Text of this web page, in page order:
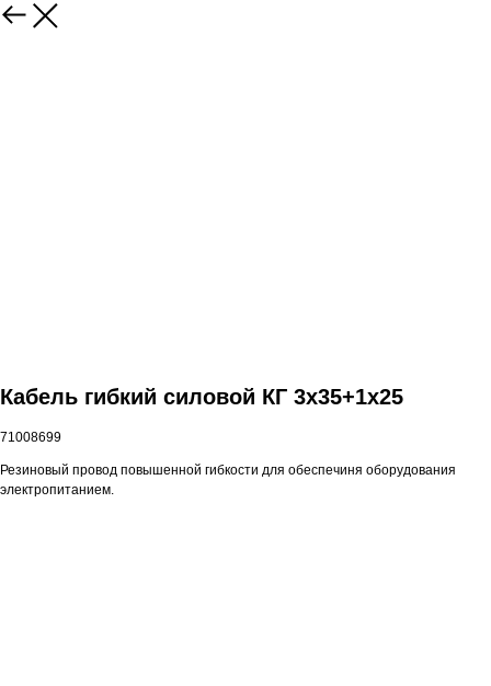
Кабель гибкий силовой КГ 3х35+1х25
71008699
Резиновый провод повышенной гибкости для обеспечиня оборудования
электропитанием.